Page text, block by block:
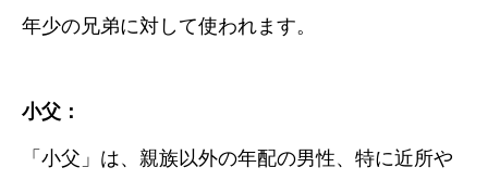
年少の兄弟に対して使われます。
小父：
「小父」は、親族以外の年配の男性、特に近所や